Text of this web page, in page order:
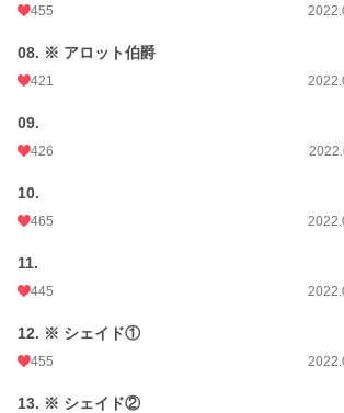
455
08. ※ アロット伯爵
421
09.
426
10.
465
11.
445
12. ※ シェイド①
455
13. ※ シェイド②